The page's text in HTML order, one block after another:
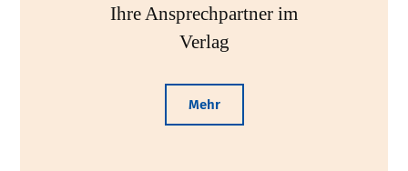
Ihre Ansprechpartner im
Verlag
Mehr